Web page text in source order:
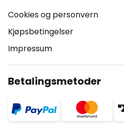
Cookies og personvern
Kjøpsbetingelser
Impressum
Betalingsmetoder